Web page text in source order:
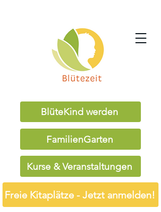
BlüteKind werden
FamilienGarten
Kurse & Veranstaltungen
Freie Kitaplätze - Jetzt anmelden!